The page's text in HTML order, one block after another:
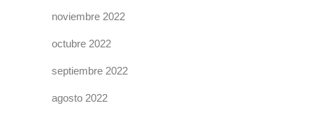
noviembre 2022
octubre 2022
septiembre 2022
agosto 2022